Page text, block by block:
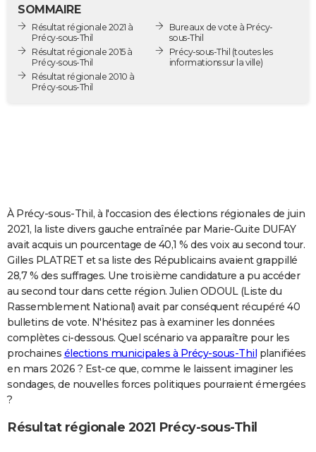
Destinations
City break
Voyage nature
Voyage de noces
Forum
Climat
GUIDES D'ACHAT
BONS PLANS
S'inscrire
Se connecter
Lycées
Collèges
Primaires
Universités
Entreprises
Service militaire
Avis de recherche
AVIS DE DÉCÈS
FORUM
Bricolage
Lifestyle
Culture
Sport
Auto
Television
Voyage
Cinema
SOMMAIRE
Résultat régionale 2021 à
Précy-sous-Thil
Résultat régionale 2015 à
Précy-sous-Thil
Résultat régionale 2010 à
Précy-sous-Thil
Bureaux de vote à Précy-
sous-Thil
Précy-sous-Thil (toutes les
informations sur la ville)
À Précy-sous-Thil, à l'occasion des élections régionales de juin
2021, la liste divers gauche entraînée par Marie-Guite DUFAY
avait acquis un pourcentage de 40,1 % des voix au second tour.
Gilles PLATRET et sa liste des Républicains avaient grappillé
28,7 % des suffrages. Une troisième candidature a pu accéder
au second tour dans cette région. Julien ODOUL (Liste du
Rassemblement National) avait par conséquent récupéré 40
bulletins de vote. N'hésitez pas à examiner les données
complètes ci-dessous. Quel scénario va apparaître pour les
prochaines élections municipales à Précy-sous-Thil planifiées
en mars 2026 ? Est-ce que, comme le laissent imaginer les
sondages, de nouvelles forces politiques pourraient émergées
?
Résultat régionale 2021 Précy-sous-Thil